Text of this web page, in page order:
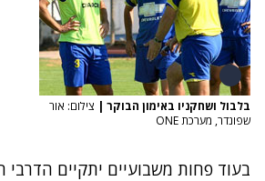
בלבול ושחקניו באימון הבוקר | צילום: אור
שפונדר, מערכת ONE
בעוד פחות משבועיים יתקיים הדרבי